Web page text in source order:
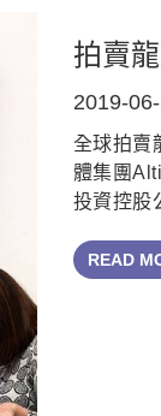
拍賣
2019-
全球拍賣
體集團
投資控股
READ